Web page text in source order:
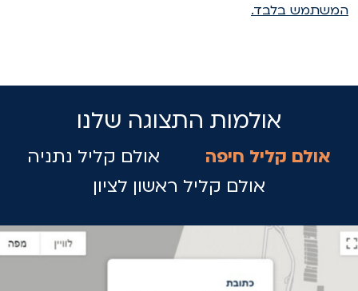
בלבד.
אולמות התצוגה שלנו
אולם קליל חיפה
אולם קליל נתניה
אולם קליל ראשון לציון